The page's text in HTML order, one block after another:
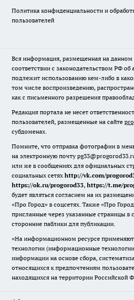
Политика конфиденциальности и
пользователей
Вся информация, размещенная на данном
соответствии с законодательством РФ об
подлежит использованию кем-либо в
том числе воспроизведению,
как с письменного разрешения
Редакция портала не несет
пользователей, размещенные на сайте
субдоменах.
Помните, что отправка фотографии в
на электронную почту
или же в сообщениях для официальных
социальных сетях http://vk.com/
https://ok.ru/progorod33, https://t.me/
будет являться согласием на их
«Про Город» в соцсетях. Также «Про
присланные через указанные страницы в
сторонние паблики для публикации.
«На информационном ресурсе
технологии (информационные
информации на основе сбора,
относящихся к предпочтениям
находящихся на территории Российской